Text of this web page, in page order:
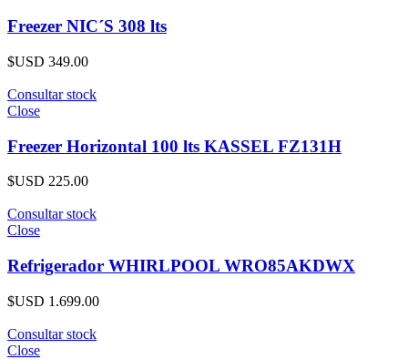
Freezer NIC´S 308 lts
$USD 349.00
Consultar stock
Close
Freezer Horizontal 100 lts KASSEL FZ131H
$USD 225.00
Consultar stock
Close
Refrigerador WHIRLPOOL WRO85AKDWX
$USD 1.699.00
Consultar stock
Close